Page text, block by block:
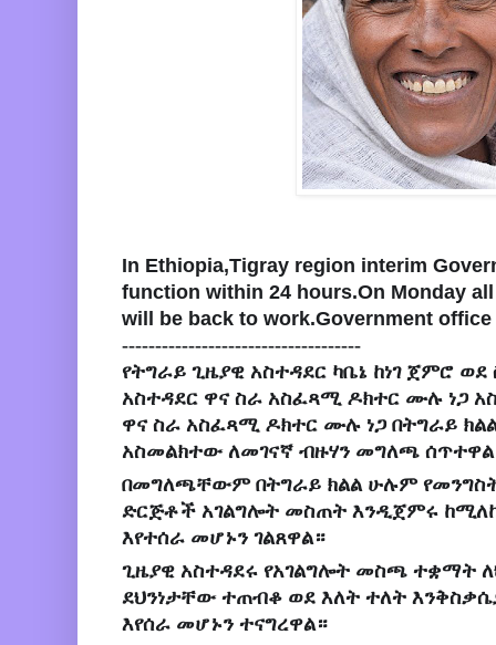
In Ethiopia,Tigray region interim
function within 24 hours.On Monday
will be back to work.Government
------------------------------------
የትግራይ ጊዜያዊ አስተዳደር ካቤኔ ከነገ ጀምሮ ወደ
አስተዳደር ዋና ስራ አስፈጻሚ ዶክተር ሙሉ ነጋ
ዋና ስራ አስፈጻሚ ዶክተር ሙሉ ነጋ በትግራይ
አስመልክተው ለመገናኛ ብዙሃን መግለጫ
በመግለጫቸውም በትግራይ ክልል ሁሉም
ድርጅቶች አገልግሎት መስጠት እንዲጀምሩ
እየተሰራ መሆኑን ገልጸዋል።
ጊዜያዊ አስተዳደሩ የአገልግሎት መስጫ ተቋማት
ደህንነታቸው ተጠብቆ ወደ እለት ተለት
እየሰራ መሆኑን ተናግረዋል።